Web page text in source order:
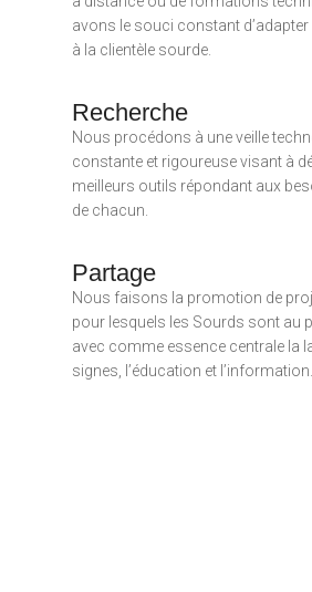
avons le souci constant
à la clientèle sourde.
Recherche
Nous procédons à une veille
constante et rigoureuse visant à
meilleurs outils répondant aux
de chacun.
Partage
Nous faisons la promotion de
pour lesquels les Sourds sont au
avec comme essence centrale la
signes, l’éducation et l’information.